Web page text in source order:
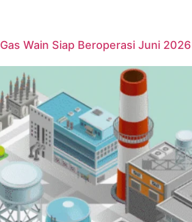
Wain Siap Beroperasi Juni 2026